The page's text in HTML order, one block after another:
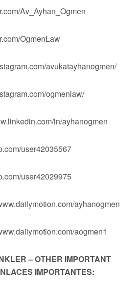
Av_Ayhan_Ogmen
OgmenLaw
avukatayhanogmen/
ogmenlaw/
in/ayhanogmen
user42035567
user42029975
ayhanogmen
aogmen1
– OTHER IMPORTANT
IMPORTANTES: